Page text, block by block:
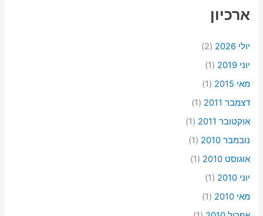
ארכיון
יולי 2026
(2)
יוני 2019
(1)
מאי 2015
(1)
דצמבר 2011
(1)
אוקטובר 2011
(1)
נובמבר 2010
(1)
אוגוסט 2010
(1)
יוני 2010
(1)
מאי 2010
(1)